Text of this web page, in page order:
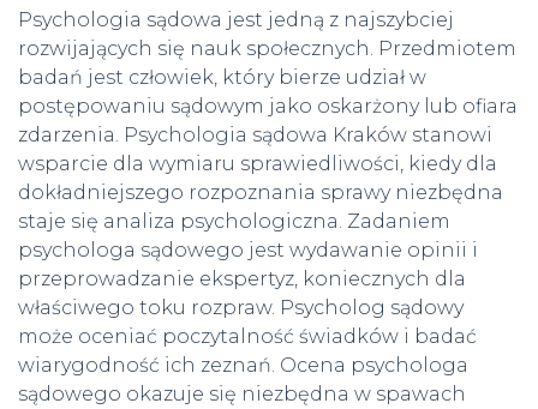
Psychologia sądowa jest jedną z najszybciej
rozwijających się nauk społecznych. Przedmiotem
badań jest człowiek, który bierze udział w
postępowaniu sądowym jako oskarżony lub ofiara
zdarzenia. Psychologia sądowa Kraków stanowi
wsparcie dla wymiaru sprawiedliwości, kiedy dla
dokładniejszego rozpoznania sprawy niezbędna
staje się analiza psychologiczna. Zadaniem
psychologa sądowego jest wydawanie opinii i
przeprowadzanie ekspertyz, koniecznych dla
właściwego toku rozpraw. Psycholog sądowy
może oceniać poczytalność świadków i badać
wiarygodność ich zeznań. Ocena psychologa
sądowego okazuje się niezbędna w spawach